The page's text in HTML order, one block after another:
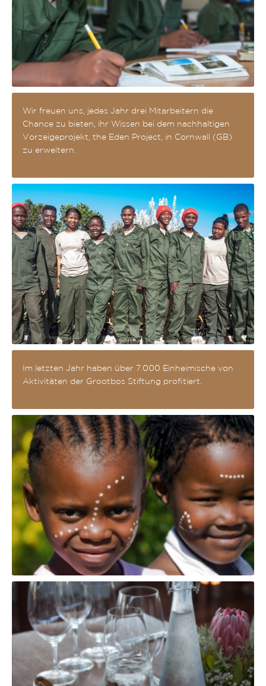
Wir freuen uns, jedes Jahr drei Mitarbeitern die
Chance zu bieten, ihr Wissen bei dem nachhaltigen
Vorzeigeprojekt, the Eden Project, in Cornwall (GB)
zu erweitern.
Im letzten Jahr haben über 7.000 Einheimische von
Aktivitäten der Grootbos Stiftung profitiert.